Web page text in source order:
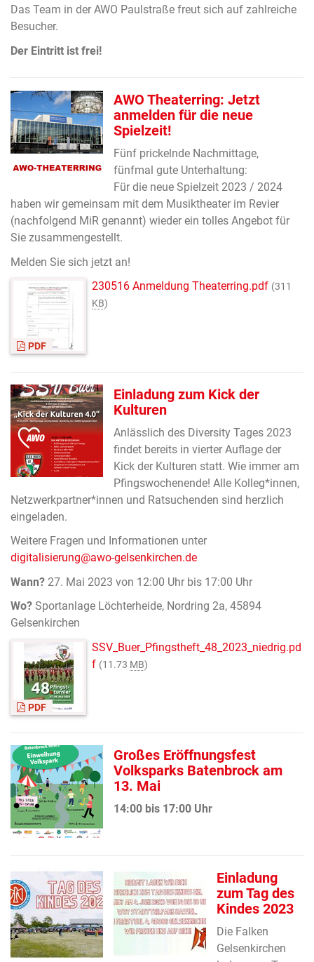
Das Team in der AWO Paulstraße freut sich auf zahlreiche
Besucher.
Der Eintritt ist frei!
AWO Theaterring: Jetzt
anmelden für die neue
Spielzeit!
Fünf prickelnde Nachmittage,
fünfmal gute Unterhaltung:
Für die neue Spielzeit 2023 / 2024
haben wir gemeinsam mit dem Musiktheater im Revier
(nachfolgend MiR genannt) wieder ein tolles Angebot für
Sie zusammengestellt.
Melden Sie sich jetzt an!
PDF
230516 Anmeldung Theaterring.pdf (311
KB)
Einladung zum Kick der
Kulturen
Anlässlich des Diversity Tages 2023
findet bereits in vierter Auflage der
Kick der Kulturen statt. Wie immer am
Pfingswochenende! Alle Kolleg*innen,
Netzwerkpartner*innen und Ratsuchenden sind herzlich
eingeladen.
Weitere Fragen und Informationen unter
digitalisierung@awo-gelsenkirchen.de
Wann? 27. Mai 2023 von 12:00 Uhr bis 17:00 Uhr
Wo? Sportanlage Löchterheide, Nordring 2a, 45894
Gelsenkirchen
PDF
SSV_Buer_Pfingstheft_48_2023_niedrig.pd
f (11.73 MB)
Großes Eröffnungsfest
Volksparks Batenbrock am
13. Mai
14:00 bis 17:00 Uhr
Einladung
zum Tag des
Kindes 2023
Die Falken
Gelsenkirchen